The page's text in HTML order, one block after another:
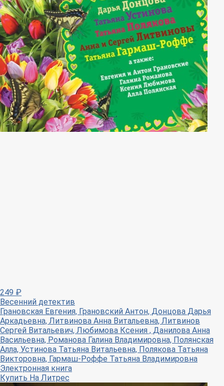
249 ₽
Весенний детектив
Грановская Евгения, Грановский Антон, Донцова Дарья
Аркадьевна, Литвинова Анна Витальевна, Литвинов
Сергей Витальевич, Любимова Ксения , Данилова Анна
Васильевна, Романова Галина Владимировна, Полянская
Алла, Устинова Татьяна Витальевна, Полякова Татьяна
Викторовна, Гармаш-Роффе Татьяна Владимировна
Электронная книга
Купить На Литрес